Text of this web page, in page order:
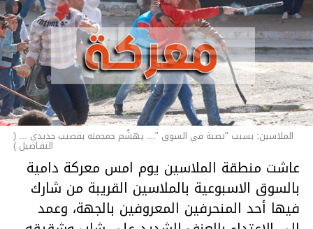
الملاسين: بسبب "نصبة في السوق "... يهشّم جمجمته بقضيب حديدي ... (
التفـاصيل )
عاشت منطقة الملاسين يوم امس معركة دامية
بالسوق الاسبوعية بالملاسين القريبة من شارك
فيها أحد المنحرفين المعروفين بالجهة، وعمد